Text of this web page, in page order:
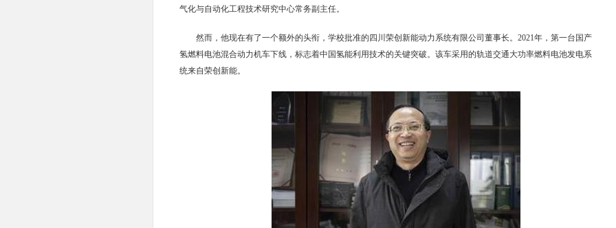
气化与自动化工程技术研究中心常务副主任。
然而，他现在有了一个额外的头衔，学校批准的四川荣创新能动力系统有限公司董事长。2021年，第一台国产
氢燃料电池混合动力机车下线，标志着中国氢能利用技术的关键突破。该车采用的轨道交通大功率燃料电池发电系
统来自荣创新能。